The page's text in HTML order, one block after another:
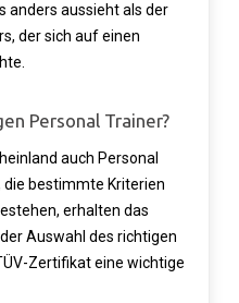
anders aussieht als der
der sich auf einen
Personal Trainer?
auch Personal
die bestimmte Kriterien
erhalten das
Auswahl des richtigen
Zertifikat eine wichtige